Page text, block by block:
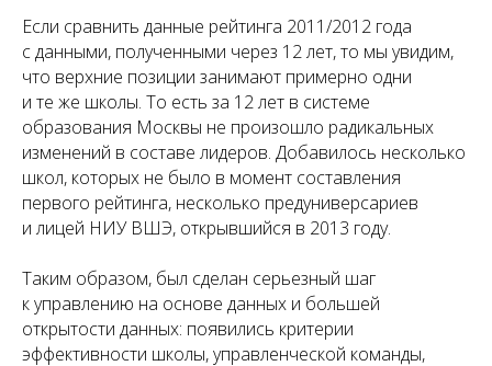
Если сравнить данные рейтинга 2011/2012 года
с данными, полученными через 12 лет, то мы увидим,
что верхние позиции занимают примерно одни
и те же школы. То есть за 12 лет в системе
образования Москвы не произошло радикальных
изменений в составе лидеров. Добавилось несколько
школ, которых не было в момент составления
первого рейтинга, несколько предуниверсариев
и лицей НИУ ВШЭ, открывшийся в 2013 году.
Таким образом, был сделан серьезный шаг
к управлению на основе данных и большей
открытости данных: появились критерии
эффективности школы, управленческой команды,